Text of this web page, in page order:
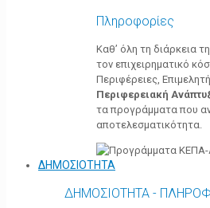
Πληροφορίες
Καθ’ όλη τη διάρκεια
τον επιχειρηματικό
Περιφέρειες,
Περιφερειακή
τα προγράμματα που
αποτελεσματικότητα.
ΔΗΜΟΣΙΟΤΗΤΑ
ΔΗΜΟΣΙΟΤΗΤΑ -